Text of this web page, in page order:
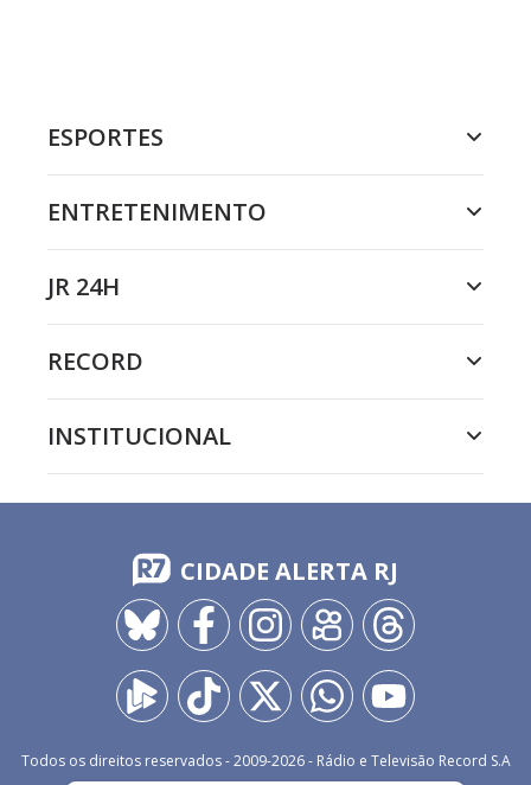
ESPORTES
ENTRETENIMENTO
JR 24H
RECORD
INSTITUCIONAL
CIDADE ALERTA RJ
Todos os direitos reservados - 2009-2026- Rádio e Televisão Record S.A